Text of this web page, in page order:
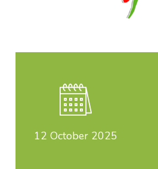
12 October 2025